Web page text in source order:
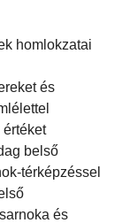
homlokzatai
és
belső
térképzéssel
és